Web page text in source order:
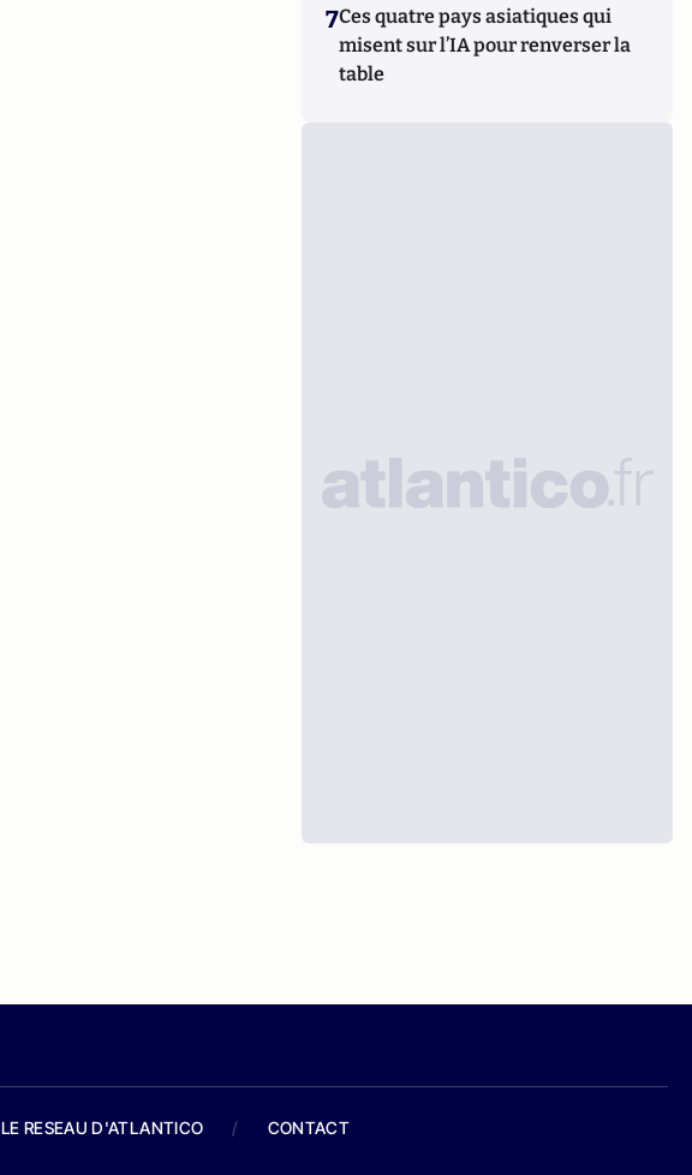
7Ces quatre pays asiatiques qui
misent sur l’IA pour renverser la
table
LE RESEAU D'ATLANTICO / CONTACT